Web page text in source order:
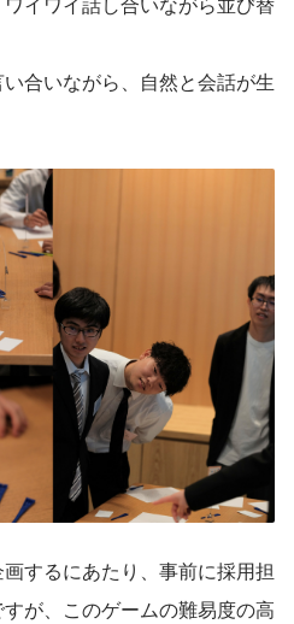
合いながら、自然と会話が生
するにあたり、事前に採用担
が、このゲームの難易度の高